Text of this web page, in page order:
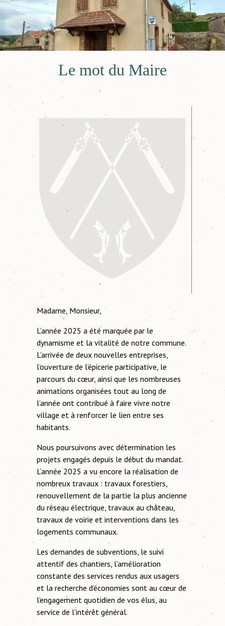
Le mot du Maire
Madame, Monsieur,
L’année 2025 a été marquée par le
dynamisme et la vitalité de notre commune.
L’arrivée de deux nouvelles entreprises,
l’ouverture de l’épicerie participative, le
parcours du cœur, ainsi que les nombreuses
animations organisées tout au long de
l’année ont contribué à faire vivre notre
village et à renforcer le lien entre ses
habitants.
Nous poursuivons avec détermination les
projets engagés depuis le début du mandat.
L’année 2025 a vu encore la réalisation de
nombreux travaux : travaux forestiers,
renouvellement de la partie la plus ancienne
du réseau électrique, travaux au château,
travaux de voirie et interventions dans les
logements communaux.
Les demandes de subventions, le suivi
attentif des chantiers, l’amélioration
constante des services rendus aux usagers
et la recherche d’économies sont au cœur de
l’engagement quotidien de vos élus, au
service de l’intérêt général.